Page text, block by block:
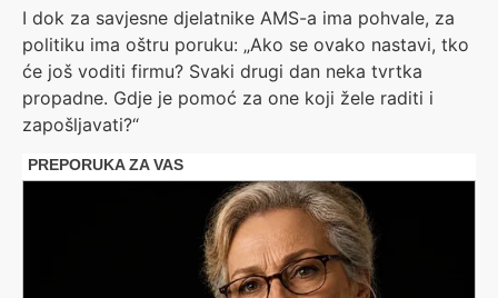
I dok za savjesne djelatnike AMS-a ima pohvale, za
politiku ima oštru poruku: „Ako se ovako nastavi, tko
će još voditi firmu? Svaki drugi dan neka tvrtka
propadne. Gdje je pomoć za one koji žele raditi i
zapošljavati?“